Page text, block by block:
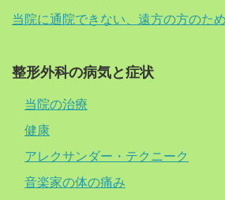
当院に通院できない、遠方の方のた
整形外科の病気と症状
当院の治療
健康
アレクサンダー・テクニーク
音楽家の体の痛み